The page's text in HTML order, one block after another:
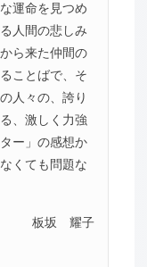
運命を見つめ
人間の悲しみ
ら来た仲間の
ことばで、そ
人々の、誇り
、激しく力強
ー」の感想か
くても問題な
板坂 耀子